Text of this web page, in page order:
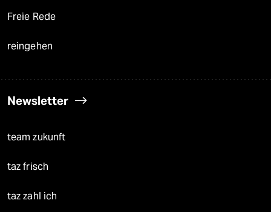
Freie Rede
reingehen
Newsletter
team zukunft
taz frisch
taz zahl ich